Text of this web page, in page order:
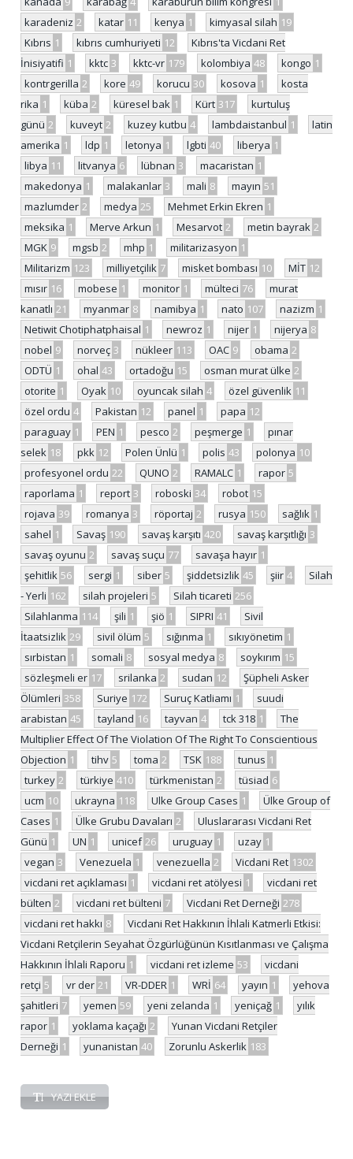
karadeniz 2 katar 11 kenya 1 kimyasal silah 19
Kıbrıs 1 kıbrıs cumhuriyeti 12
Kıbrıs'ta Vicdani Ret
İnisiyatifi 1 kktc 3 kktc-vr 179 kolombiya 48 kongo 1
kontrgerilla 2 kore 49 korucu 30 kosova 1
kosta
rika 1 küba 2 küresel bak 1 Kürt 317
kurtuluş
günü 2 kuveyt 2 kuzey kutbu 4 lambdaistanbul 1
latin
amerika 1 ldp 1 letonya 1 lgbti 40 liberya 1
libya 11 litvanya 6 lübnan 3 macaristan 1
makedonya 1 malakanlar 3 mali 8 mayın 51
mazlumder 2 medya 25 Mehmet Erkin Ekren 1
meksika 1 Merve Arkun 1 Mesarvot 2 metin bayrak 2
MGK 9 mgsb 2 mhp 1 militarizasyon 1
Militarizm 123 milliyetçilik 7 misket bombası 10 MİT 12
mısır 16 mobese 1 monitor 1 mülteci 76
murat
kanatlı 21 myanmar 8 namibya 1 nato 107 nazizm 1
Netiwit Chotiphatphaisal 1 newroz 1 nijer 1 nijerya 8
nobel 9 norveç 3 nükleer 113 OAC 9 obama 2
ODTÜ 1 ohal 43 ortadoğu 15 osman murat ülke 2
otorite 1 Oyak 10 oyuncak silah 4 özel güvenlik 11
özel ordu 4 Pakistan 12 panel 1 papa 12
paraguay 1 PEN 1 pesco 2 peşmerge 1
pınar
selek 18 pkk 12 Polen Ünlü 1 polis 43 polonya 10
profesyonel ordu 22 QUNO 2 RAMALC 1 rapor 5
raporlama 1 report 3 roboski 34 robot 15
rojava 39 romanya 3 röportaj 2 rusya 150 sağlık 1
sahel 1 Savaş 190 savaş karşıtı 420 savaş karşıtlığı 3
savaş oyunu 2 savaş suçu 77 savaşa hayır 1
şehitlik 56 sergi 1 siber 5 şiddetsizlik 45 şiir 4
Silah
- Yerli 162 silah projeleri 5 Silah ticareti 256
Silahlanma 114 şili 1 şiö 1 SIPRI 41
Sivil
İtaatsizlik 29 sivil ölüm 5 sığınma 1 sıkıyönetim 1
sırbistan 1 somali 8 sosyal medya 8 soykırım 15
sözleşmeli er 17 srilanka 2 sudan 12
Şüpheli Asker
Ölümleri 358 Suriye 172 Suruç Katliamı 1
suudi
arabistan 45 tayland 16 tayvan 4 tck 318 1
The
Multiplier Effect Of The Violation Of The Right To Conscientious
Objection 1 tihv 5 toma 2 TSK 188 tunus 1
turkey 2 türkiye 410 türkmenistan 2 tüsiad 6
ucm 10 ukrayna 118 Ulke Group Cases 1
Ülke Group of
Cases 1 Ülke Grubu Davaları 2
Uluslararası Vicdani Ret
Günü 1 UN 1 unicef 26 uruguay 1 uzay 1
vegan 3 Venezuela 1 venezuella 2 Vicdani Ret 1302
vicdani ret açıklaması 1 vicdani ret atölyesi 1
vicdani ret
bülten 2 vicdani ret bülteni 7 Vicdani Ret Derneği 278
vicdani ret hakkı 8
Vicdani Ret Hakkının İhlali Katmerli Etkisi:
Vicdani Retçilerin Seyahat Özgürlüğünün Kısıtlanması ve Çalışma
Hakkının İhlali Raporu 1 vicdani ret izleme 53
vicdani
retçi 5 vr der 21 VR-DDER 1 WRİ 64 yayın 1
yehova
şahitleri 7 yemen 59 yeni zelanda 1 yeniçağ 1
yılık
rapor 1 yoklama kaçağı 2
Yunan Vicdani Retçiler
Derneği 1 yunanistan 40 Zorunlu Askerlik 183
YAZI EKLE